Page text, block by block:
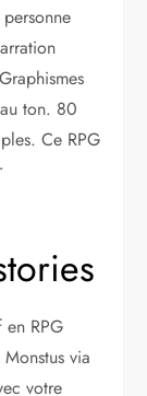
ton. 80
Ce RPG
RPG
via
votre